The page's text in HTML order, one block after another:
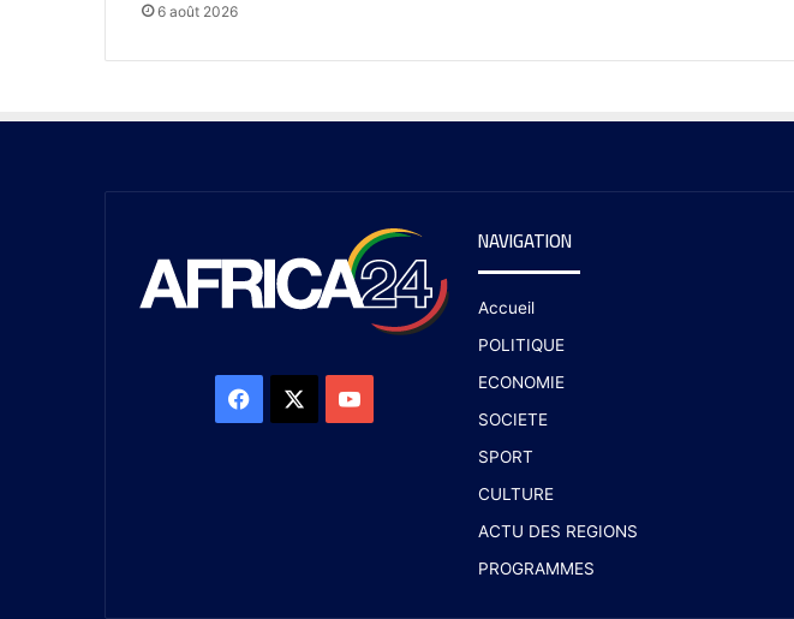
6 août 2026
NAVIGATION
Accueil
POLITIQUE
ECONOMIE
SOCIETE
SPORT
CULTURE
ACTU DES REGIONS
PROGRAMMES